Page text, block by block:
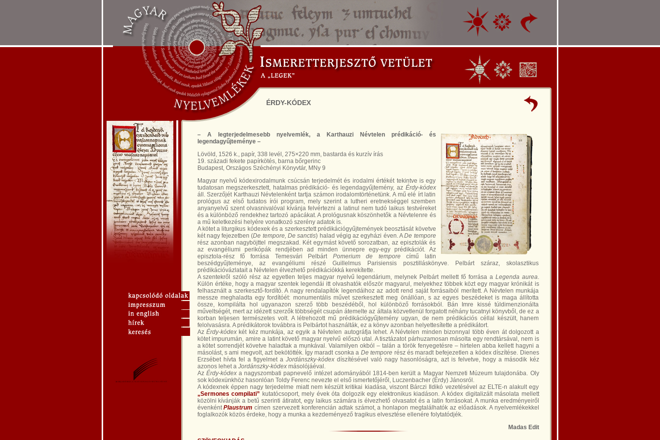
ÉRDY-KÓDEX
– A legterjedelmesebb nyelvemlék, a Karthauzi Névtelen prédikáció- és
legendagyűjteménye –
Lövöld, 1526 k., papír, 338 levél, 275×220 mm, bastarda és kurzív írás
19. századi fekete papírkötés, barna bőrgerinc
Budapest, Országos Széchényi Könyvtár, MNy 9
Magyar nyelvű kódexirodalmunk csúcsán terjedelmét és irodalmi értékét tekintve is egy
tudatosan megszerkesztett, hatalmas prédikáció- és legendagyűjtemény, az Érdy-kódex
áll. Szerzőjét Karthauzi Névtelenként tartja számon irodalomtörténetünk. A mű elé írt latin
prológus az első tudatos írói program, mely szerint a lutheri eretnekséggel szemben
anyanyelvű szent olvasnivalóval kívánja felvértezni a latinul nem tudó laikus testvéreket
és a különböző rendekhez tartozó apácákat. A prológusnak köszönhetők a Névtelenre és
a mű keletkezési helyére vonatkozó szerény adatok is.
A kötet a liturgikus kódexek és a szerkesztett prédikációgyűjtemények beosztását követve
két nagy fejezetben (De tempore, De sanctis) halad végig az egyházi éven. ADe tempore
rész azonban nagyböjttel megszakad. Két egymást követő sorozatban, az episztolák és
az evangéliumi perikópák rendjében ad minden ünnepre egy-egy prédikációt. Az
episztola-rész fő forrása Temesvári Pelbárt Pomerium de temporecímű latin
beszédgyűjteménye, az evangéliumi részé Guillelmus Parisiensis posztilláskönyve. Pelbárt száraz, skolasztikus
prédikációvázlatait a Névtelen élvezhető prédikációkká kerekítette.
A szentekről szóló rész az egyetlen teljes magyar nyelvű legendárium, melynek Pelbárt mellett fő forrása a Legenda aurea.
Külön értéke, hogy a magyar szentek legendái itt olvashatók először magyarul, melyekhez többek közt egy magyar krónikát is
felhasznált a szerkesztő-fordító. A nagy rendalapítók legendáihoz az adott rend saját forrásaiból merített. A Névtelen munkája
messze meghaladta egy fordítóét: monumentális művet szerkesztett meg önállóan, s az egyes beszédeket is maga állította
össze, kompilálta hol ugyanazon szerző több beszédéből, hol különböző forrásokból. Bán Imre kissé túldimenzionálta
műveltségét, mert az idézett szerzők többségét csupán átemelte az általa közvetlenül forgatott néhány tucatnyi könyvből, de ez a
korban teljesen természetes volt. A létrehozott mű prédikációgyűjtemény ugyan, de nem prédikációs céllal készült, hanem
felolvasásra. A prédikátorok továbbra is Pelbártot használták, ez a könyv azonban helyettesítette a prédikátort.
Az Érdy-kódexkét kéz munkája, az egyik a Névtelen autográfja lehet. A Névtelen minden bizonnyal több éven át dolgozott a
kötet impurumán, amire a latint követő magyar nyelvű előszó utal. A tisztázatot párhuzamosan másolta egy rendtársával, nem is
a kötet sorrendjét követve haladtak a munkával. Valamilyen okból – talán a török fenyegetésre – hirtelen abba kellett hagyni a
másolást, s ami megvolt, azt bekötötték. Így maradt csonka a De tempore rész és maradt befejezetlen a kódex díszítése. Dienes
Erzsébet hívta fel a figyelmet a Jordánszky-kódexdíszítésével való nagy hasonlóságra, azt is felvetve, hogy a második kéz
azonos lehet a Jordánszky-kódexmásolójáéval.
Az Érdy-kódexa nagyszombati papnevelő intézet adományából 1814-ben került a Magyar Nemzeti Múzeum tulajdonába. Oly
sok kódexünkhöz hasonlóan Toldy Ferenc nevezte el első ismertetőjéről, Luczenbacher (Érdy) Jánosról.
A kódexnek éppen nagy terjedelme miatt nem készült kritikai kiadása, viszont Bárczi Ildikó vezetésével az ELTE-n alakult egy
„Sermones compilati” kutatócsoport, mely évek óta dolgozik egy elektronikus kiadáson. A kódex digitalizált másolata mellett
közölni kívánják a betű szerinti átiratot, egy laikus számára is élvezhető olvasatot és a latin forrásokat. A munka eredményeiről
évenkéntPlaustrum címen szervezett konferencián adtak számot, a honlapon megtalálhatók az előadások. A nyelvemlékekkel
foglalkozók közös érdeke, hogy a munka a kezdeményező tragikus elvesztése ellenére folytatódjék.
Madas Edit